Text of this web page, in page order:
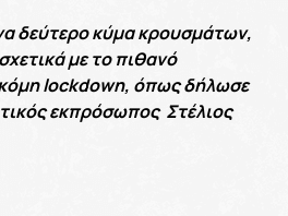
δεύτερο κύμα κρουσμάτων,
με το πιθανό
lockdown, όπως δήλωσε
εκπρόσωπος Στέλιος